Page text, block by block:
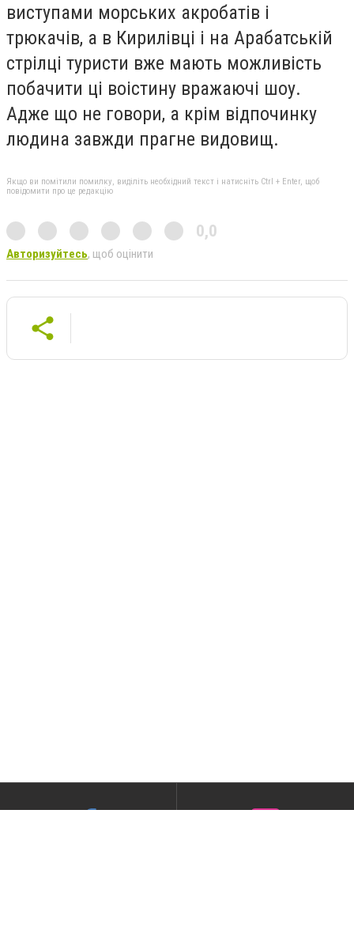
виступами морських акробатів і
трюкачів, а в Кирилівці і на Арабатській
стрілці туристи вже мають можливість
побачити ці воістину вражаючі шоу.
Адже що не говори, а крім відпочинку
людина завжди прагне видовищ.
Якщо ви помітили помилку, виділіть необхідний текст і натисніть Ctrl + Enter, щоб
повідомити про це редакцію
0,0
Авторизуйтесь, щоб оцінити